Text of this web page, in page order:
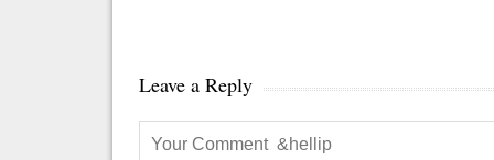
Leave a Reply